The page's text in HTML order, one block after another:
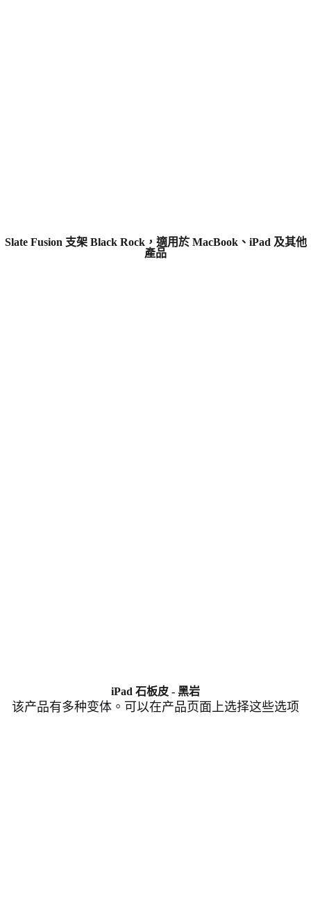
Slate Fusion 支架 Black Rock，適用於 MacBook、iPad 及其他
產品
iPad 石板皮 - 黑岩
该产品有多种变体。可以在产品页面上选择这些选项